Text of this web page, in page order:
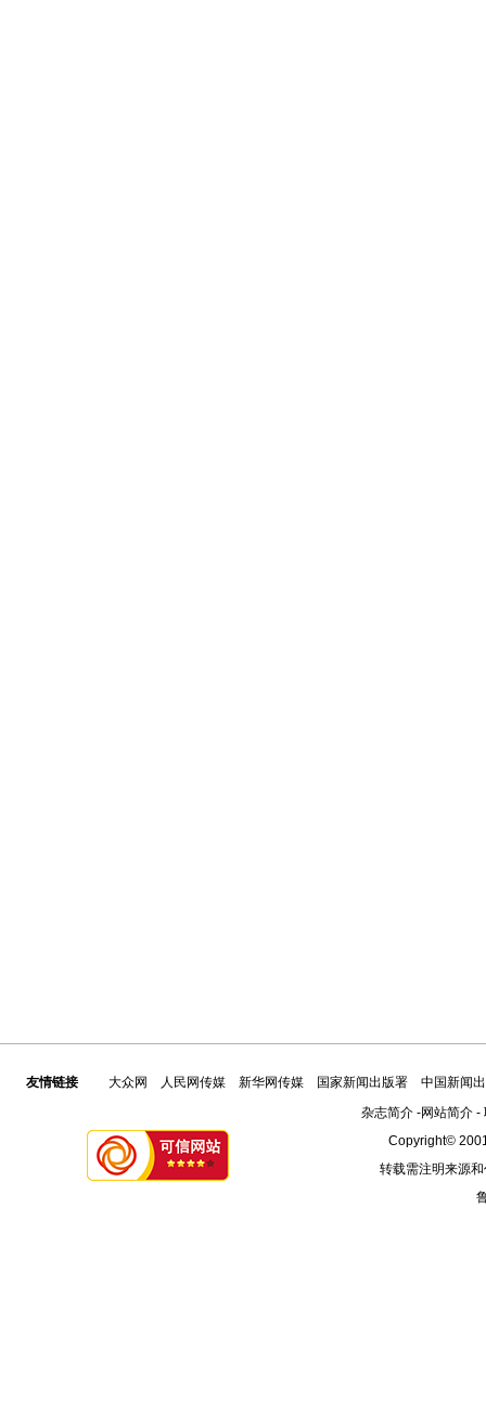
友情链接 大众网 人民网传媒 新华网传媒 国家新闻出版署
中国新闻
杂志简介-网站简介-
Copyright©
转载需注明来源